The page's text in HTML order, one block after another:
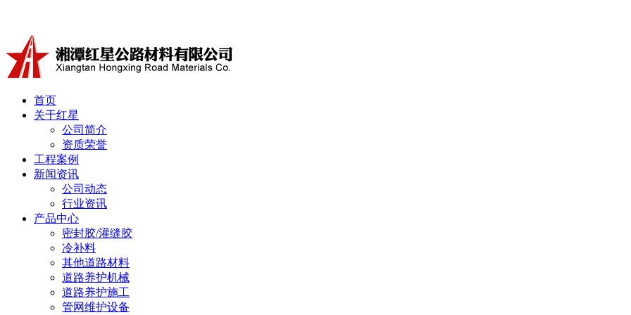
首页
关于红星
公司简介
资质荣誉
工程案例
新闻资讯
公司动态
行业资讯
产品中心
密封胶/灌缝胶
冷补料
其他道路材料
道路养护机械
道路养护施工
管网维护设备